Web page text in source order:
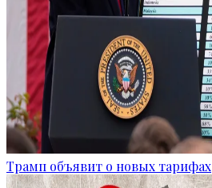
Трамп объявит о новых тарифах